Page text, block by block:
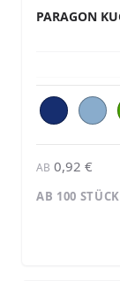
PARAGON
AB 0,92 €
AB 100 STÜCK